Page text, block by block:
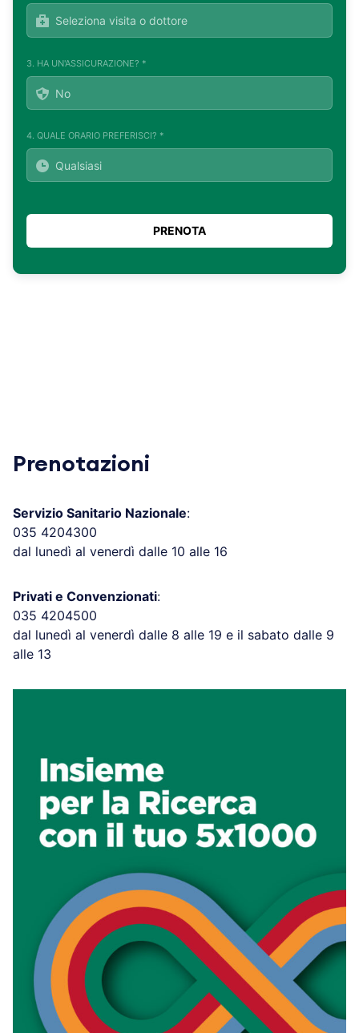
3. HA UN'ASSICURAZIONE? *
4. QUALE ORARIO PREFERISCI? *
Prenotazioni
Servizio Sanitario Nazionale:
035 4204300
dal lunedì al venerdì dalle 10 alle 16
Privati e Convenzionati:
035 4204500
dal lunedì al venerdì dalle 8 alle 19 e il sabato dalle 9
alle 13